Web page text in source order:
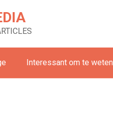
Interessant om te weten